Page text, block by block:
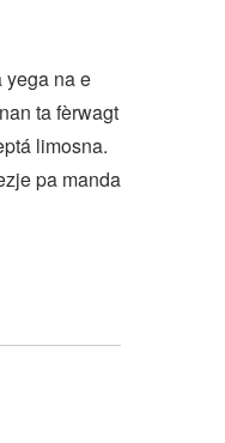
yega na e
ta fèrwagt
limosna.
pa manda